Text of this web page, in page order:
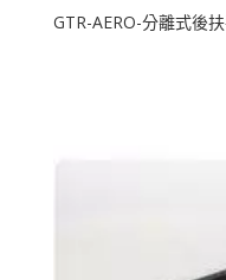
GTR-AERO-分離式後